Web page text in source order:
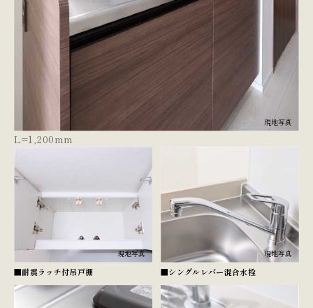
現地写真
L=1,200mm
現地写真
■耐震ラッチ付吊戸棚
現地写真
■シングルレバー混合水栓